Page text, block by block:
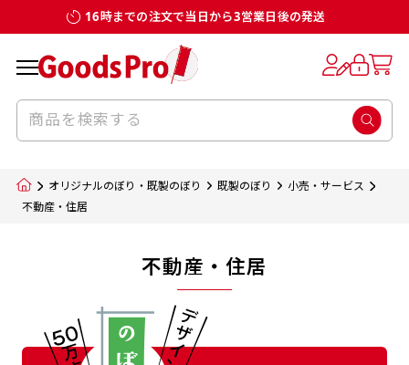
16時までの注文で当日から3営業日後の発送
オリジナルのぼり・既製のぼり 既製のぼり
小売・サービス
不動産・住居
不動産・住居